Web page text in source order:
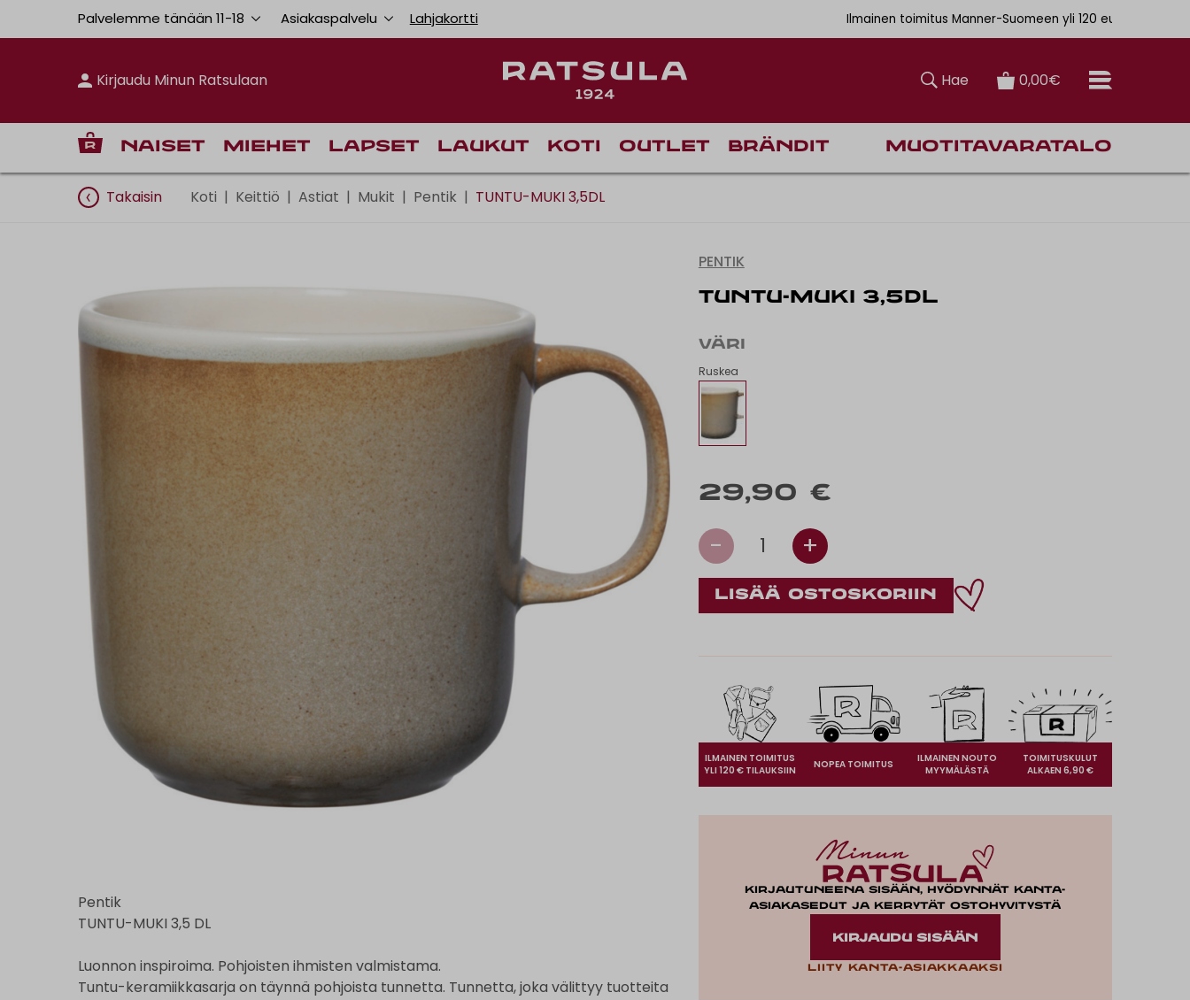
Palvelemme tänään 11-18 Asiakaspalvelu Lahjakortti Ilmainen toimitus Manner-Suomeen yli 120 euron tilauksiin
Kirjaudu Minun Ratsulaan Hae 0,00€
Naiset Miehet Lapset Laukut Koti Outlet Brändit Muotitavaratalo
Takaisin Koti | Keittiö | Astiat | Mukit | Pentik | TUNTU-MUKI 3,5DL
Pentik
TUNTU-MUKI 3,5 DL
Luonnon inspiroima. Pohjoisten ihmisten valmistama.
Tuntu-keramiikkasarja on täynnä pohjoista tunnetta. Tunnetta, joka välittyy tuotteita
PENTIK
TUNTU-MUKI 3,5DL
VÄRI
Ruskea
29,90 €
- 1 +
ILMAINEN TOIMITUS
YLI 120 € TILAUKSIIN
NOPEA TOIMITUS
ILMAINEN NOUTO
MYYMÄLÄSTÄ
TOIMITUSKULUT
ALKAEN 6,90 €
Kirjautuneena sisään, hyödynnät kanta-
asiakasedut ja kerrytät ostohyvitystä
KIRJAUDU SISÄÄN
Liity kanta-asiakkaaksi